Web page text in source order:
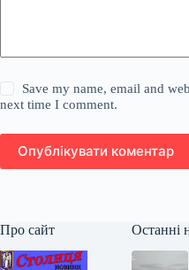
Save my name, email and
next time I comment.
Опублікувати коментар
Про сайт Останні